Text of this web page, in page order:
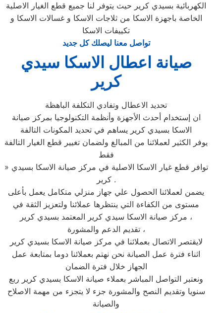
الكهربائية بسيدي كرير حيث يتوفر لنا جميع قطع الغيار الاصلية
الخاصة باجهزة الاسكا من ثلاجات الاسكا و غسالات الاسكا و
تكييفات الاسكا
تواصل معنا ليصلك كل جديد
صيانة اعطال الاسكا سيدي
كرير
تحديد الاعطال وتفادي التكلفة الباهظة
ان إستخدام أحدث الأجهزة وأنظمة التكنولوجيا بمركز صيانة
الاسكا بسيدي كرير يساهم في تحديد المكونات التالفة
يوفر الكثير لعملائنا من المبالغ ولضمان تغيير قطع الغيار التالفة
فقط
» توافر قطع غيار الاسكا الاصلية في مركز صيانة الاسكا بسيدي
كرير .
يضمن لعملائنا الحصول علي جهاز منزلي متكامل يعمل بأعلى
مستوى من الكفاءة التي ينتظرها عملائنا ولتعزيز الثقة في
مركز صيانة الاسكا سيدي كرير المعتمد بسيدي كرير ،
تقديم الدعم والمشورة ،
لايقتصر الاتصال بعملائنا في مركز صيانة الاسكا بسيدي كرير
اثناء فترة عمل الصيانة نحن نهتم بعملائنا دوما بمتابعة عمل
الجهاز خلال فترة الضمان
ونعتبر التواصل المباشر بعملاء صيانة الاسكا بسيدي كرير ربع
سنويا وتقديم النصح والمشورة جزء لا يتجزء من مهمة الاصلاح
والصيانة